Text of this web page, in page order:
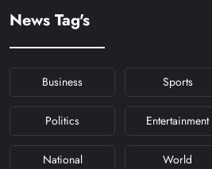
News Tag's
Business Sports
Politics Entertainment
National World